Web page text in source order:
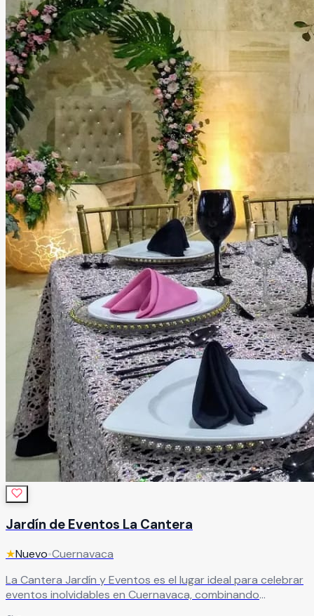
para ti y tus invitados. Además de sus increíbles espacios,
el equipo de Jardín Orquídea puede apoyarte en la
organización de tu evento, cuidando cada detalle para
que disfrutes una experiencia única, cómoda e inolvidable.
Leer más
Jardín de Eventos La Cantera
★Nuevo•Cuernavaca
La Cantera Jardín y Eventos es el lugar ideal para celebrar
eventos inolvidables en Cuernavaca, combinando